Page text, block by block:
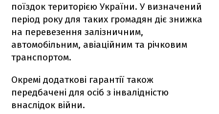
поїздок територією України. У визначений
період року для таких громадян діє знижка
на перевезення залізничним,
автомобільним, авіаційним та річковим
транспортом.
Окремі додаткові гарантії також
передбачені для осіб з інвалідністю
внаслідок війни.